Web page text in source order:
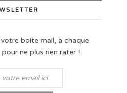
boite mail, à chaque
ne plus rien rater !